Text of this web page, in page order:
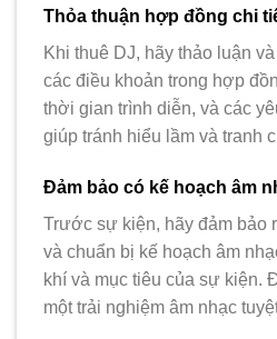
Thỏa thuận hợp đồng chi
Khi thuê DJ, hãy thảo luận
các điều khoản trong hợp
thời gian trình diễn, và các
giúp tránh hiểu lầm và tranh
Đảm bảo có kế hoạch âm
Trước sự kiện, hãy đảm bảo
và chuẩn bị kế hoạch âm
khí và mục tiêu của sự kiện.
một trải nghiệm âm nhạc